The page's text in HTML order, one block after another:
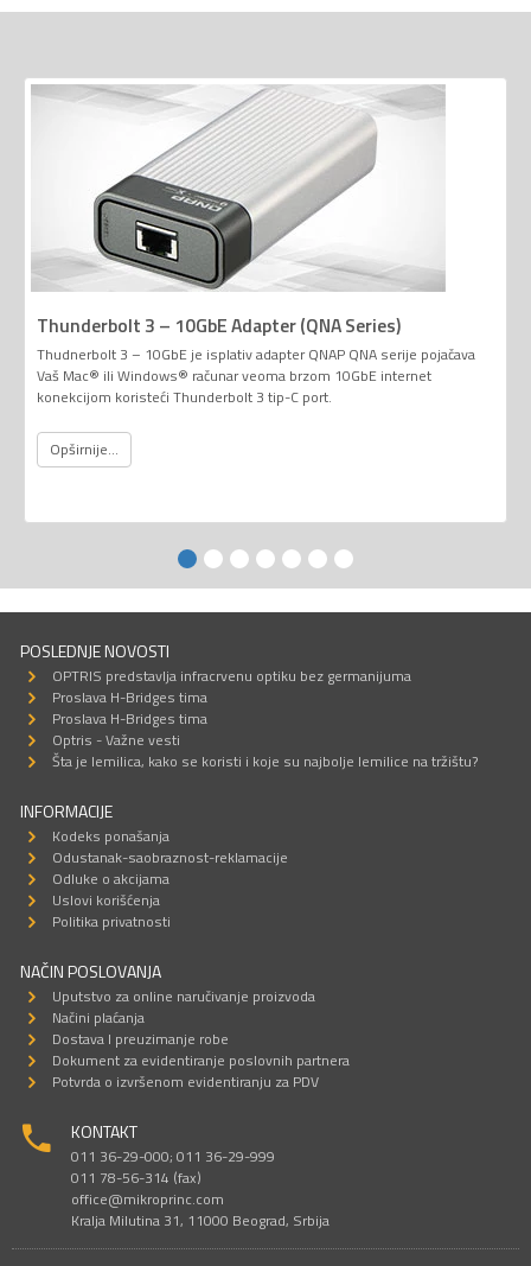
Thunderbolt 3 – 10GbE Adapter (QNA Series)
Thudnerbolt 3 – 10GbE je isplativ adapter QNAP QNA serije pojačava
Vaš Mac® ili Windows® računar veoma brzom 10GbE internet
konekcijom koristeći Thunderbolt 3 tip-C port.
Opširnije...
POSLEDNJE NOVOSTI
OPTRIS predstavlja infracrvenu optiku bez germanijuma
Proslava H-Bridges tima
Proslava H-Bridges tima
Optris - Važne vesti
Šta je lemilica, kako se koristi i koje su najbolje lemilice na tržištu?
INFORMACIJE
Kodeks ponašanja
Odustanak-saobraznost-reklamacije
Odluke o akcijama
Uslovi korišćenja
Politika privatnosti
NAČIN POSLOVANJA
Uputstvo za online naručivanje proizvoda
Načini plaćanja
Dostava I preuzimanje robe
Dokument za evidentiranje poslovnih partnera
Potvrda o izvršenom evidentiranju za PDV
KONTAKT
011 36-29-000; 011 36-29-999
011 78-56-314 (fax)
office@mikroprinc.com
Kralja Milutina 31, 11000 Beograd, Srbija